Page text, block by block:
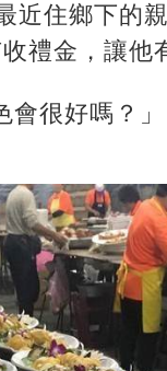
近住鄉下的
禮金，讓他
很好嗎？」